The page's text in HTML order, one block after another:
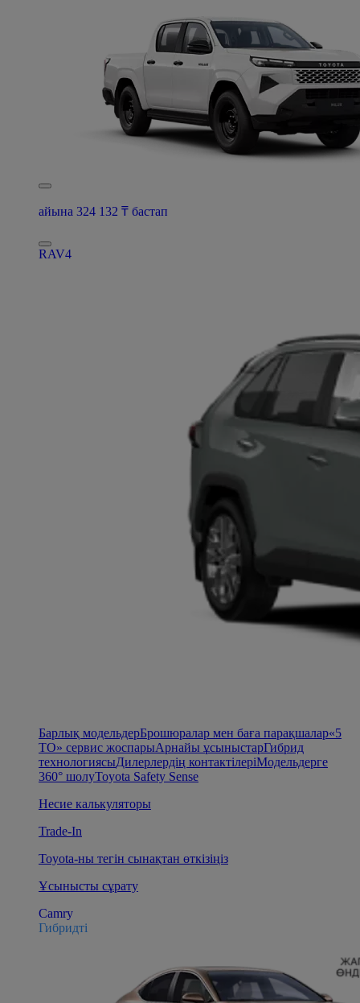
айына 324 132 ₸ бастап
RAV4
Барлық модельдерБрошюралар мен баға парақшалар«5
ТО» сервис жоспарыАрнайы ұсыныстарГибрид
технологиясыДилерлердің контактілеріМодельдерге
360° шолуToyota Safety Sense
Несие калькуляторы
Trade-In
Toyota-ны тегін сынақтан өткізіңіз
Ұсынысты сұрату
Camry
Гибридті